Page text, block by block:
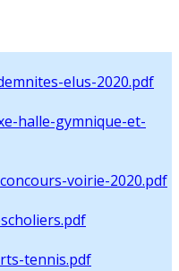
elus-2020.pdf
halle-gymnique-et-
voirie-2020.pdf
tennis.pdf